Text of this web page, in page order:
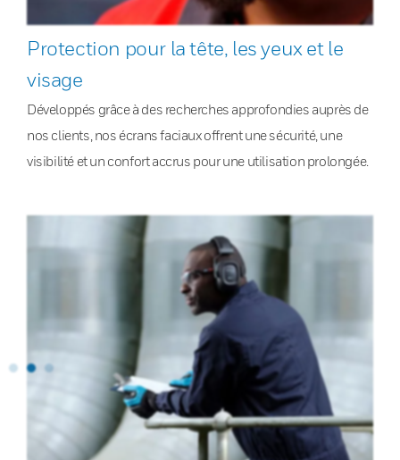
Protection pour la tête, les yeux et le
visage
Développés grâce à des recherches approfondies auprès de
nos clients, nos écrans faciaux offrent une sécurité, une
visibilité et un confort accrus pour une utilisation prolongée.